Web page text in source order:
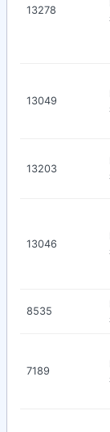
13278
13049
13203
13046
8535
7189